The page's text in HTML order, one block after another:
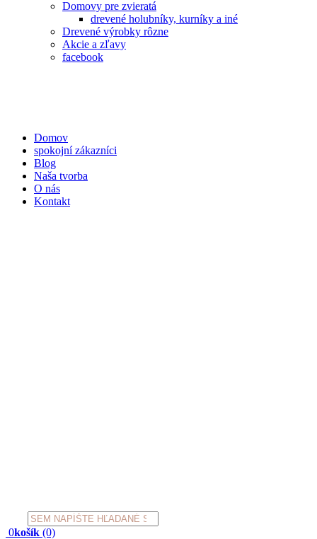
Domovy pre zvieratá
drevené holubníky, kurníky a iné
Drevené výrobky rôzne
Akcie a zľavy
facebook
Domov
spokojní zákazníci
Blog
Naša tvorba
O nás
Kontakt
Products
search
0košík (0)